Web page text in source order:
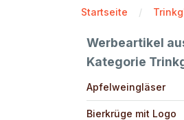
Startseite
Werbeartikel
Kategorie
Apfelweingläser
Bierkrüge mit Logo